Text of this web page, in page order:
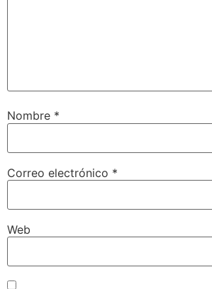
Nombre *
Correo electrónico *
Web